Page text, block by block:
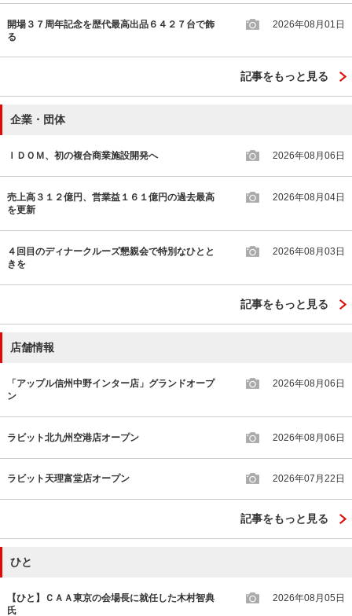
開場３７周年記念を歴代最高出品６４２７台で飾
る
2026年08月01日
記事をもっと見る
企業・団体
ＩＤＯＭ、初の複合商業施設開発へ 2026年08月06日
売上高３１２億円、営業益１６１億円の過去最高
を更新
2026年08月04日
４回目のディナークルーズ懇親会で特別なひとと
きを
2026年08月03日
記事をもっと見る
店舗情報
「アップル信州中野インター店」グランドオープ
ン
2026年08月06日
ラビット北九州空港店オープン 2026年08月06日
ラビット天理富堂店オープン 2026年07月22日
記事をもっと見る
ひと
【ひと】ＣＡＡ東京の会場長に就任した木村智典
氏
2026年08月05日